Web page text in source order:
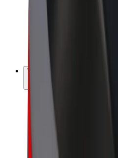
Bolt Drive
Bolt for Business
Bolt Plus
Vydělávejte s Boltem
Výdělky kurýra